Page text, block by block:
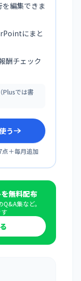
編集できま
にまと
酬チェック
（Plusでは書
う
点＋毎月追加
無料配布
集など。